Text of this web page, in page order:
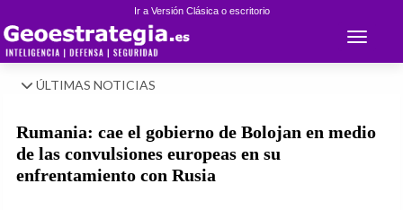
Ir a Versión Clásica o escritorio
Toggle
ÚLTIMAS NOTICIAS
Rumania: cae el gobierno de Bolojan en medio
de las convulsiones europeas en su
enfrentamiento con Rusia